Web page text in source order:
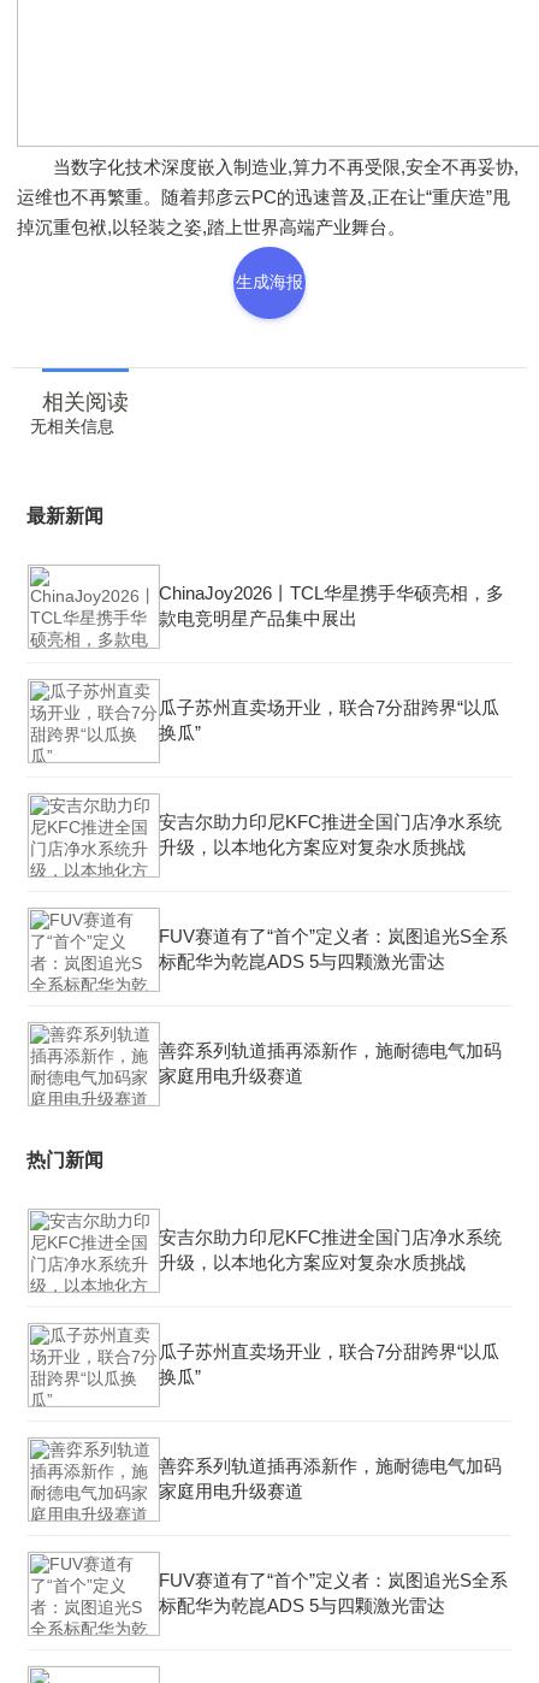
当数字化技术深度嵌入制造业,算力不再受限,安全不再妥协,
运维也不再繁重。随着邦彦云PC的迅速普及,正在让“重庆造”甩
掉沉重包袱,以轻装之姿,踏上世界高端产业舞台。
生成海报
相关阅读
无相关信息
最新新闻
ChinaJoy2026丨TCL华星携手华硕亮相，多
款电竞明星产品集中展出
瓜子苏州直卖场开业，联合7分甜跨界“以瓜
换瓜”
安吉尔助力印尼KFC推进全国门店净水系统
升级，以本地化方案应对复杂水质挑战
FUV赛道有了“首个”定义者：岚图追光S全系
标配华为乾崑ADS 5与四颗激光雷达
善弈系列轨道插再添新作，施耐德电气加码
家庭用电升级赛道
热门新闻
安吉尔助力印尼KFC推进全国门店净水系统
升级，以本地化方案应对复杂水质挑战
瓜子苏州直卖场开业，联合7分甜跨界“以瓜
换瓜”
善弈系列轨道插再添新作，施耐德电气加码
家庭用电升级赛道
FUV赛道有了“首个”定义者：岚图追光S全系
标配华为乾崑ADS 5与四颗激光雷达